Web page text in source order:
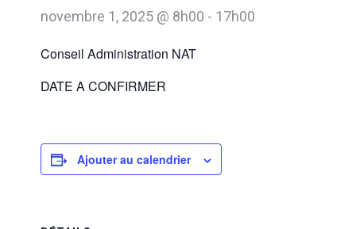
novembre 1, 2025 @ 8h00 - 17h00
Conseil Administration NAT
DATE A CONFIRMER
Ajouter au calendrier